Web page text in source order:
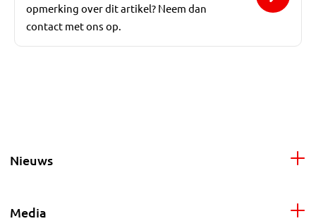
opmerking over dit artikel? Neem dan
contact met ons op.
Nieuws
Media